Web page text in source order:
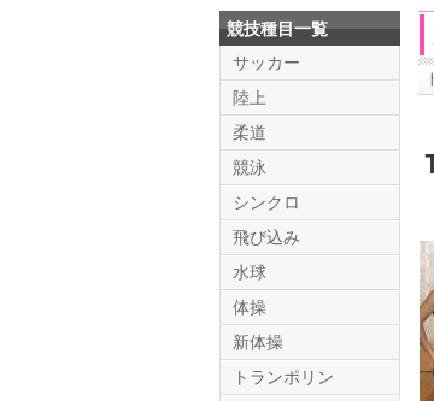
競技種目一覧
サッカー
陸上
柔道
競泳
シンクロ
飛び込み
水球
体操
新体操
トランポリン